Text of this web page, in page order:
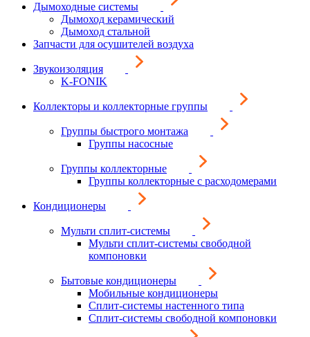
Дымоходные системы
Дымоход керамический
Дымоход стальной
Запчасти для осушителей воздуха
Звукоизоляция
K-FONIK
Коллекторы и коллекторные группы
Группы быстрого монтажа
Группы насосные
Группы коллекторные
Группы коллекторные с расходомерами
Кондиционеры
Мульти сплит-системы
Мульти сплит-системы свободной
компоновки
Бытовые кондиционеры
Мобильные кондиционеры
Сплит-системы настенного типа
Сплит-системы свободной компоновки